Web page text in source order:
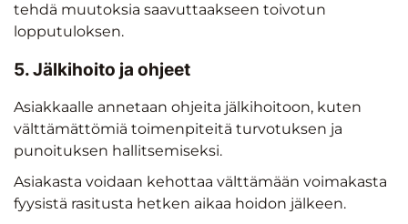
tehdä muutoksia saavuttaakseen toivotun
lopputuloksen.
5. Jälkihoito ja ohjeet
Asiakkaalle annetaan ohjeita jälkihoitoon, kuten
välttämättömiä toimenpiteitä turvotuksen ja
punoituksen hallitsemiseksi.
Asiakasta voidaan kehottaa välttämään voimakasta
fyysistä rasitusta hetken aikaa hoidon jälkeen.